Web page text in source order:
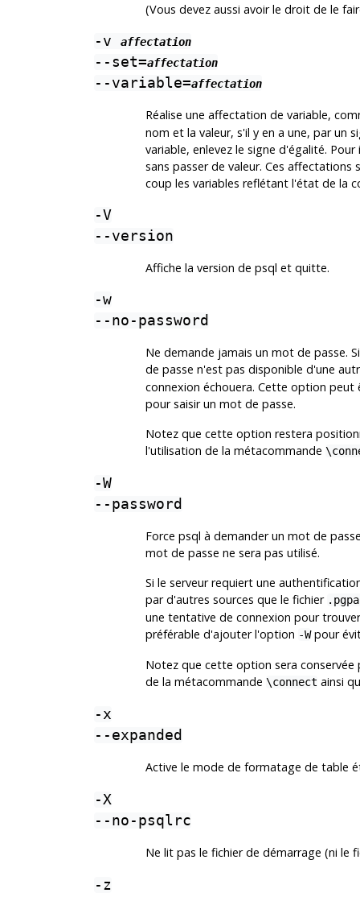
(Vous devez aussi avoir le droit de le
-v affectation
--set=affectation
--variable=affectation
Réalise une affectation de variable,
nom et la valeur, s'il y en a une, par un
variable, enlevez le signe d'égalité.
sans passer de valeur. Ces
coup les variables reflétant l'état de la
-V
--version
Affiche la version de psql et quitte.
-w
--no-password
Ne demande jamais un mot de passe.
de passe n'est pas disponible d'une
connexion échouera. Cette option
pour saisir un mot de passe.
Notez que cette option restera
l'utilisation de la métacommande
-W
--password
Force psql à demander un mot de
mot de passe ne sera pas utilisé.
Si le serveur requiert une
par d'autres sources que le fichier
une tentative de connexion pour
préférable d'ajouter l'option -Wpour
Notez que cette option sera
de la métacommande \connect ainsi
-x
--expanded
Active le mode de formatage de table
-X
--no-psqlrc
Ne lit pas le fichier de démarrage (ni le
-z